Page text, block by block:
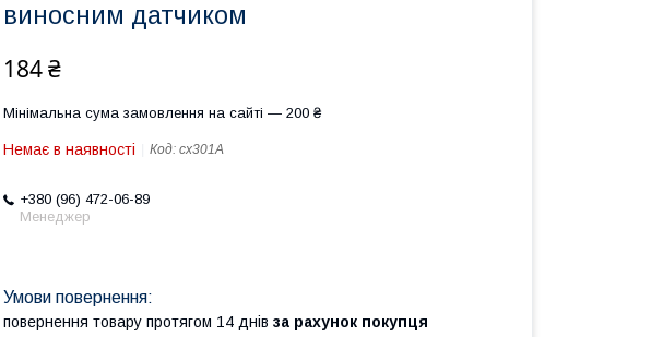
виносним датчиком
184 ₴
Мінімальна сума замовлення на сайті — 200 ₴
Немає в наявності Код: cx301A
+380 (96) 472-06-89
Менеджер
повернення товару протягом 14 днів за рахунок покупця